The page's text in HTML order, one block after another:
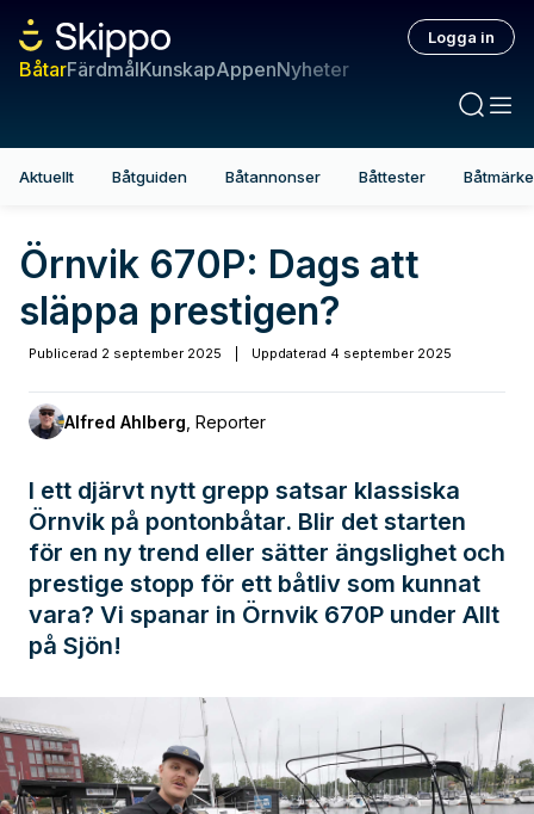
BåtarFärdmålKunskapAppenNyheter
Logga in
Aktuellt Båtguiden Båtannonser Båttester
Örnvik 670P: Dags att
släppa prestigen?
Publicerad 2 september 2025 Uppdaterad 4 september 2025
Alfred Ahlberg Reporter
I ett djärvt nytt grepp satsar klassiska
Örnvik på pontonbåtar. Blir det starten
för en ny trend eller sätter ängslighet och
prestige stopp för ett båtliv som kunnat
vara? Vi spanar in Örnvik 670P under Allt
på Sjön!